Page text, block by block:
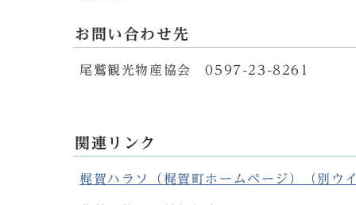
お問い合わせ先
尾鷲観光物産協会 0597-23-8261
関連リンク
梶賀ハラソ（梶賀町ホームページ） （別ウ